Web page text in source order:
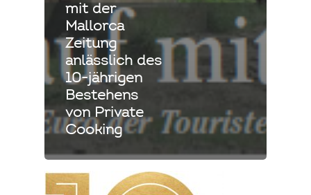
mit der
Mallorca
Zeitung
anlässlich des
10-jährigen
Bestehens
von Private
Cooking